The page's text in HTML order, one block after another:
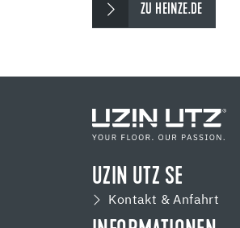
ZU HEINZE.DE
UZIN UTZ SE
Kontakt & Anfahrt